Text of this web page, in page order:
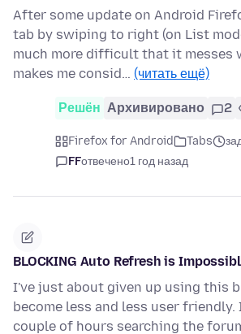
After some update on Android
tab by swiping to right (on List
much more difficult that it messes
makes me consid… (читать ещё)
Решён Архивировано 2
Firefox for Android Tabs
FFотвечено1 год назад
BLOCKING Auto Refresh is
I've just about given up using this
become less and less user friendly.
couple of hours searching the